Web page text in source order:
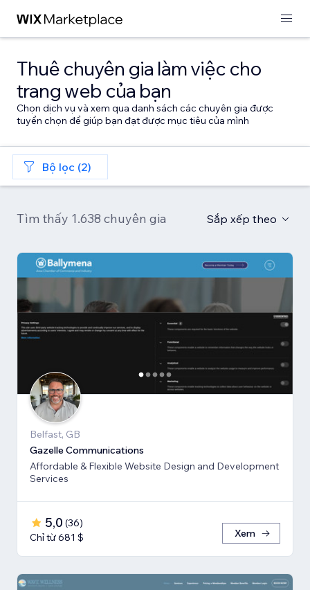
Thuê chuyên gia làm việc cho
trang web của bạn
Chọn dịch vụ và xem qua danh sách các chuyên gia được
tuyển chọn để giúp bạn đạt được mục tiêu của mình
Bộ lọc (2)
Tìm thấy 1.638 chuyên gia Sắp xếp theo
Belfast, GB
Gazelle Communications
Affordable & Flexible Website Design and Development
Services
5,0 (36)
Chỉ từ 681 $
Xem